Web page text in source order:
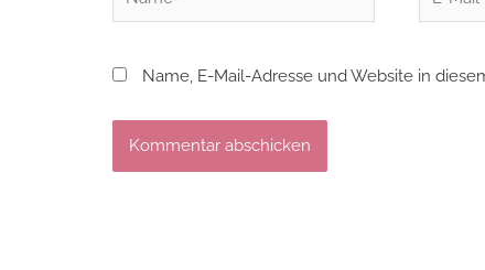
Mail*
Name, E-Mail-Adresse und Website in